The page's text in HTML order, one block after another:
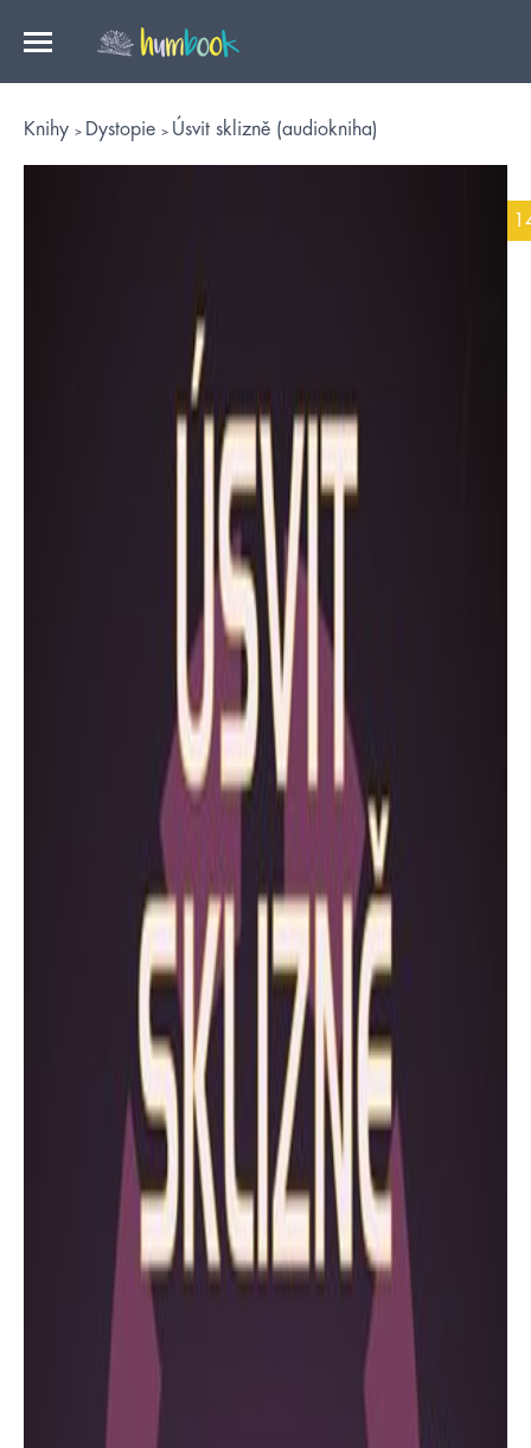
Knihy Dystopie Úsvit sklizně (audiokniha)